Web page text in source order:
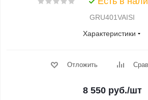
GRU401VAISI
Характеристики
Отложить
8 550руб./шт